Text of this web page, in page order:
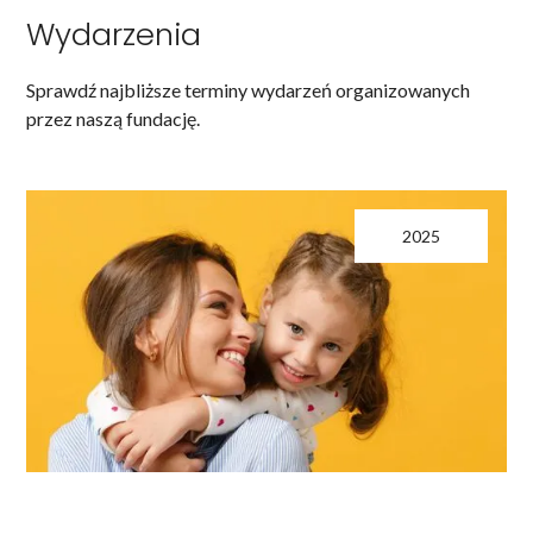
Wydarzenia
Sprawdź najbliższe terminy wydarzeń organizowanych
przez naszą fundację.
2025